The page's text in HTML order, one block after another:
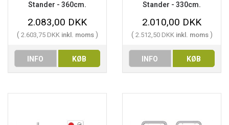
Stander - 360cm.
2.083,00 DKK
( 2.603,75 DKK inkl. moms )
INFO KØB
Stander - 330cm.
2.010,00 DKK
( 2.512,50 DKK inkl. moms )
INFO KØB